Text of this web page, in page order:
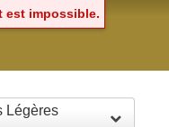
Légères
est impossible.